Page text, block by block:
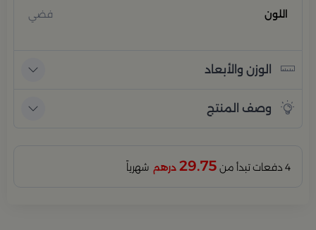
اللون
فضي
الوزن والأبعاد
وصف المنتج
4 دفعات تبدأ من 29.75 درهم شهرياً